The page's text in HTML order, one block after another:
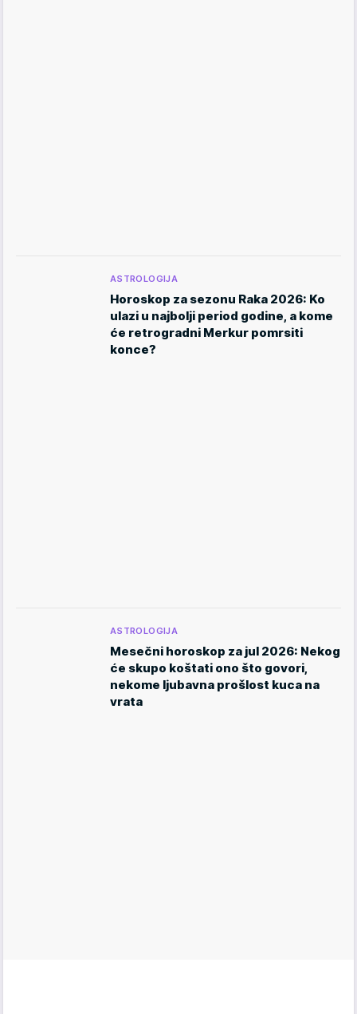
ASTROLOGIJA
Horoskop za sezonu Raka 2026: Ko
ulazi u najbolji period godine, a kome
će retrogradni Merkur pomrsiti
konce?
ASTROLOGIJA
Mesečni horoskop za jul 2026: Nekog
će skupo koštati ono što govori,
nekome ljubavna prošlost kuca na
vrata